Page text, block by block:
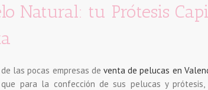
Natural: tu Prótesis
las pocas empresas de venta de pelucas en
para la confección de sus pelucas y prótesis,